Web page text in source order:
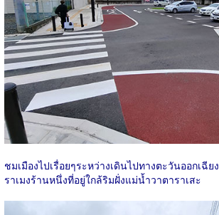
ชมเมืองไปเรื่อยๆระหว่างเดินไปทางตะวันออกเฉี
ราเมงร้านหนึ่งที่อยู่ใกล้ริมฝั่งแม่น้ำวาตาราเสะ